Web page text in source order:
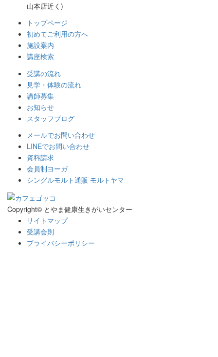
山本店近く)
トップページ
初めてご利用の方へ
施設案内
講座検索
受講の流れ
見学・体験の流れ
講師募集
お知らせ
スタッフブログ
メールでお問い合わせ
LINEでお問い合わせ
資料請求
会員制ヨーガ
シングルモルト通販 モルトヤマ
Copyright© とやま健康生きがいセンター
サイトマップ
受講会則
プライバシーポリシー